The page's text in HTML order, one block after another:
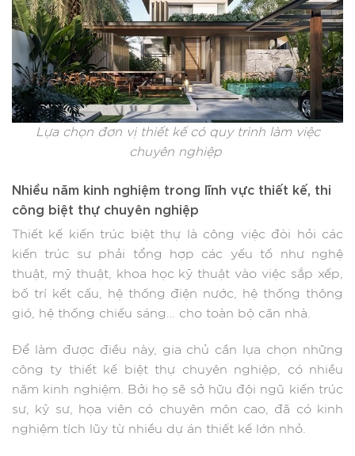
Lựa chọn đơn vị thiết kế có quy trình làm việc
chuyên nghiệp
Nhiều năm kinh nghiệm trong lĩnh vực thiết kế, thi
công biệt thự chuyên nghiệp
Thiết kế kiến trúc biệt thự là công việc đòi hỏi các
kiến trúc sư phải tổng hợp các yếu tố như nghệ
thuật, mỹ thuật, khoa học kỹ thuật vào việc sắp xếp,
bố trí kết cấu, hệ thống điện nước, hệ thống thông
gió, hệ thống chiếu sáng… cho toàn bộ căn nhà.
Để làm được điều này, gia chủ cần lựa chọn những
công ty thiết kế biệt thự chuyên nghiệp, có nhiều
năm kinh nghiệm. Bởi họ sẽ sở hữu đội ngũ kiến trúc
sư, kỹ sư, họa viên có chuyên môn cao, đã có kinh
nghiệm tích lũy từ nhiều dự án thiết kế lớn nhỏ.